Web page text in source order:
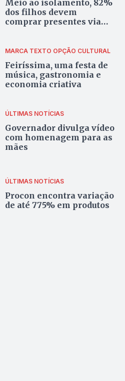
Meio ao isolamento, 82%
dos filhos devem
comprar presentes via
MARCA TEXTO OPÇÃO CULTURAL
Feiríssima, uma festa de
música, gastronomia e
economia criativa
ÚLTIMAS NOTÍCIAS
Governador divulga vídeo
com homenagem para as
mães
ÚLTIMAS NOTÍCIAS
Procon encontra variação
de até 775% em produtos